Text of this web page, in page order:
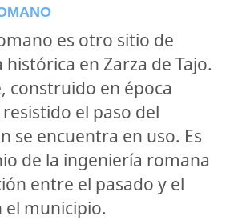
es otro sitio de
en Zarza de Tajo.
construido en época
el paso del
se encuentra en uso. Es
de la ingeniería romana
entre el pasado y el
el municipio.